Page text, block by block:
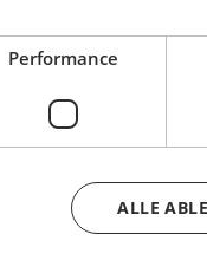
Performance
ALLE